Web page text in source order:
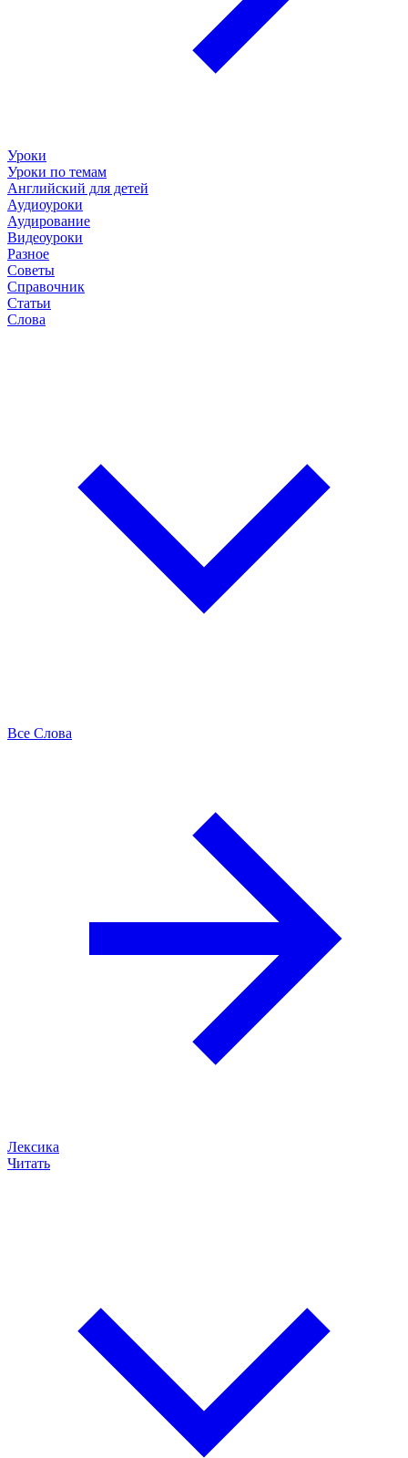
Уроки
Уроки по темам
Английский для детей
Аудиоуроки
Аудирование
Видеоуроки
Разное
Советы
Справочник
Статьи
Слова
Все Слова
Лексика
Читать